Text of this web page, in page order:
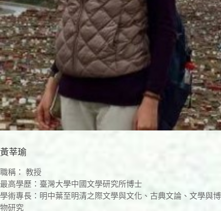
黃莘瑜
職稱： 教授
最高學歷：臺灣大學中國文學研究所博士
學術專長：明中葉至明清之際文學與文化、古典文論、文學與博
物研究